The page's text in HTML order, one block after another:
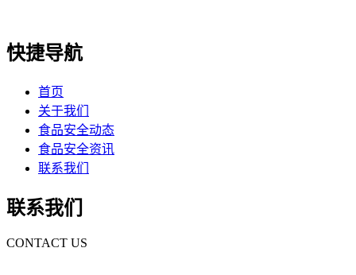
快捷导航
首页
关于我们
食品安全动态
食品安全资讯
联系我们
联系我们
CONTACT US